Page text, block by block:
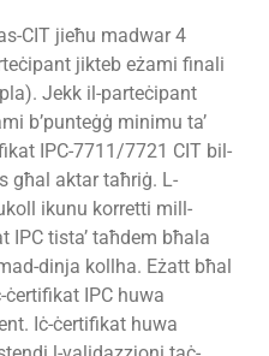
CIT jieħu madwar 4
jikteb eżami finali
Jekk il-parteċipant
b’punteġġ minimu ta’
IPC-7711/7721 CIT bil-
għal aktar taħriġ. L-
ikunu korretti mill-
IPC tista’ taħdem bħala
dinja kollha. Eżatt bħal
IPC huwa
Iċ-ċertifikat huwa